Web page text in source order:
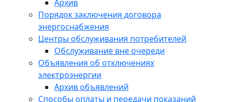
Архив
Порядок заключения договора
энергоснабжения
Центры обслуживания потребителей
Обслуживание вне очереди
Объявления об отключениях
электроэнергии
Архив объявлений
Способы оплаты и передачи показаний